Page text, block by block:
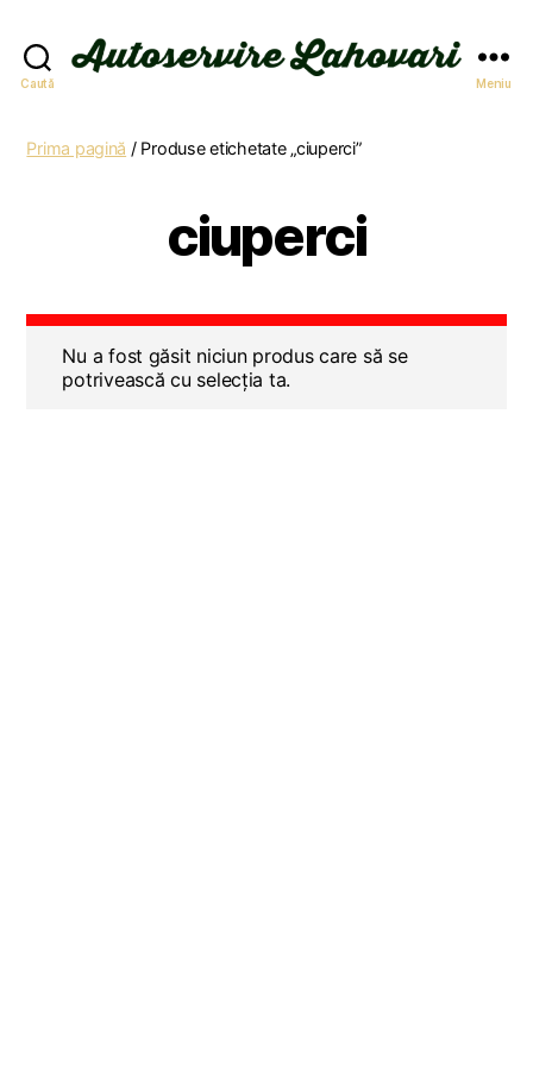
Caută Meniu
Prima pagină / Produse etichetate „ciuperci”
ciuperci
Nu a fost găsit niciun produs care să se
potrivească cu selecția ta.